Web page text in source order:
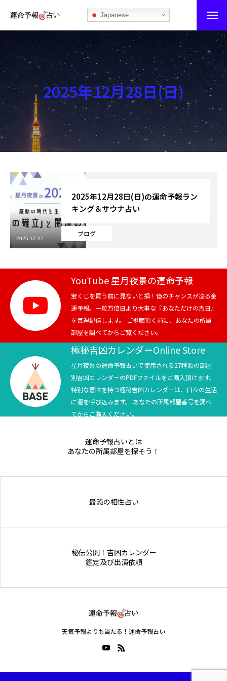
Japanese
運命予報占い
運命予報占いとは
あなたの所属部屋を探そう！
最恐の相性占い
秘伝公開！吉凶カレンダー
記事カテゴリー
ブログ
お知らせ
芸能界
テニス
スポーツ
競馬
テニス四大大会・五輪
テニス四大大会・五輪
2025年12月28日(日)
ブログ
2025年12月28日(日)の運命予報ラン
キング＆サウナ占い
2025.12.27
YouTube 星月夜景の運命予報
宝くじを買う前に見ないと損！億のチャンスが巡る金
運予報。一粒万倍日より大事な『あなただけの吉日』
を毎週配信します。 ご視聴頂く前に、あなたの所属
部屋を調べてからご覧ください。
極秘吉凶カレンダーOnline Store
星月夜景の運命予報占いで使用される27種類の部屋
別吉凶カレンダーのPDFファイルをご購入頂けます。
特別な意味を持つ極秘吉凶カレンダーは、日々の生活
に運を呼び込みます。 あなたの所属部屋番号を調べ
てからご購入ください。
運命予報占いとは
あなたの所属部屋を探そう！
最恐の相性占い
秘伝公開！吉凶カレンダー
鑑定及び出演依頼
天気予報よりも当たる！運命予報占い